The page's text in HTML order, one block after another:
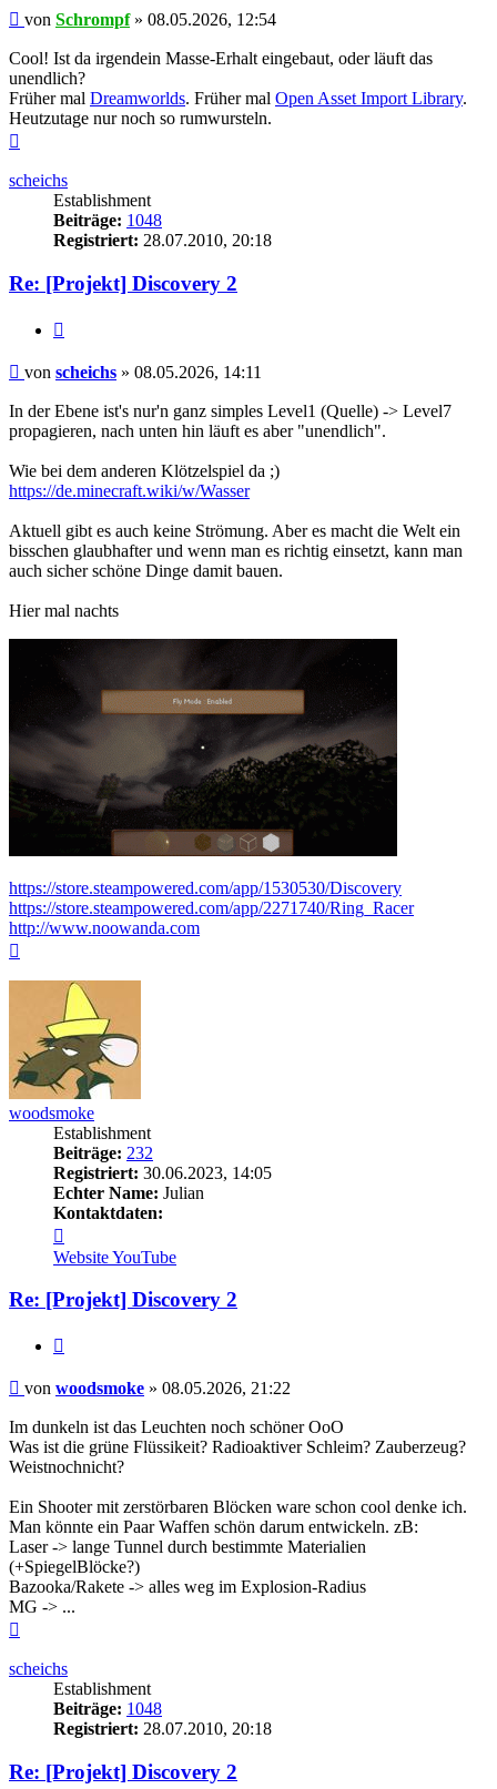
Beitrag
von Schrompf» 08.05.2026, 12:54
Cool! Ist da irgendein Masse-Erhalt eingebaut, oder läuft das
unendlich?
Früher mal Dreamworlds. Früher mal Open Asset Import Library.
Heutzutage nur noch so rumwursteln.
scheichs
Establishment
Beiträge: 1048
Registriert: 28.07.2010, 20:18
Re: [Projekt] Discovery 2
Beitrag
von scheichs » 08.05.2026, 14:11
In der Ebene ist's nur'n ganz simples Level1 (Quelle) -> Level7
propagieren, nach unten hin läuft es aber "unendlich".
Wie bei dem anderen Klötzelspiel da ;)
https://de.minecraft.wiki/w/Wasser
Aktuell gibt es auch keine Strömung. Aber es macht die Welt ein
bisschen glaubhafter und wenn man es richtig einsetzt, kann man
auch sicher schöne Dinge damit bauen.
Hier mal nachts
https://store.steampowered.com/app/1530530/Discovery
https://store.steampowered.com/app/2271740/Ring_Racer
http://www.noowanda.com
woodsmoke
Establishment
Beiträge: 232
Registriert: 30.06.2023, 14:05
Echter Name: Julian
Kontaktdaten:
von
woodsmoke
WebsiteYouTube
Re: [Projekt] Discovery 2
Beitrag
von woodsmoke » 08.05.2026, 21:22
Im dunkeln ist das Leuchten noch schöner OoO
Was ist die grüne Flüssikeit? Radioaktiver Schleim? Zauberzeug?
Weistnochnicht?
Ein Shooter mit zerstörbaren Blöcken ware schon cool denke ich.
Man könnte ein Paar Waffen schön darum entwickeln. zB:
Laser -> lange Tunnel durch bestimmte Materialien
(+SpiegelBlöcke?)
Bazooka/Rakete -> alles weg im Explosion-Radius
MG -> ...
scheichs
Establishment
Beiträge: 1048
Registriert: 28.07.2010, 20:18
Re: [Projekt] Discovery 2